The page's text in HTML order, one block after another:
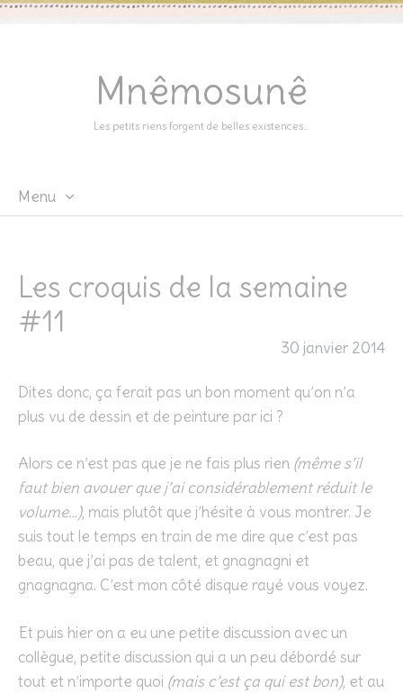
Mnêmosunê
Les petits riens forgent de belles existences…
Menu
Les croquis de la semaine
#11
30 janvier 2014
Dites donc, ça ferait pas un bon moment qu’on n’a
plus vu de dessin et de peinture par ici ?
Alors ce n’est pas que je ne fais plus rien (même s’il
faut bien avouer que j’ai considérablement réduit le
volume…), mais plutôt que j’hésite à vous montrer. Je
suis tout le temps en train de me dire que c’est pas
beau, que j’ai pas de talent, et gnagnagni et
gnagnagna. C’est mon côté disque rayé vous voyez.
Et puis hier on a eu une petite discussion avec un
collègue, petite discussion qui a un peu débordé sur
tout et n’importe quoi (mais c’est ça qui est bon), et au